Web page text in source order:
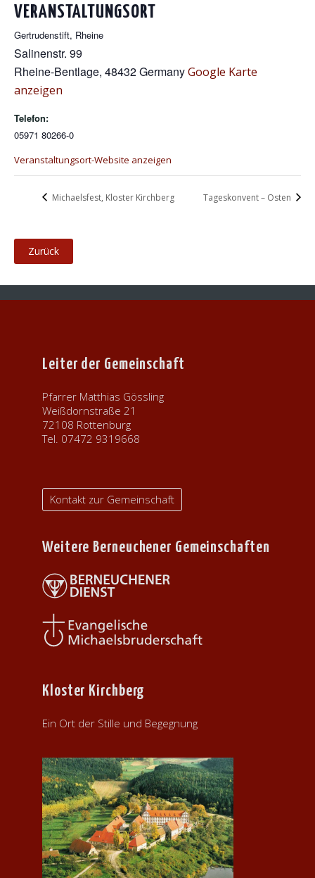
VERANSTALTUNGSORT
Gertrudenstift, Rheine
Salinenstr. 99
Rheine-Bentlage, 48432GermanyGoogle Karte
anzeigen
Telefon:
05971 80266-0
Veranstaltungsort-Website anzeigen
Michaelsfest, Kloster Kirchberg Tageskonvent – Osten
Leiter der Gemeinschaft
Pfarrer Matthias Gössling
Weißdornstraße 21
72108 Rottenburg
Tel. 07472 9319668
Kontakt zur Gemeinschaft
Weitere Berneuchener Gemeinschaften
Kloster Kirchberg
Ein Ort der Stille und Begegnung